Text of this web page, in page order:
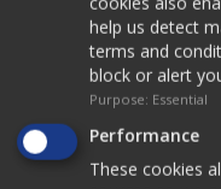
83 σελίδες με
Ορθοπεδικά
Αναπηρικά
Νάρθηκες
Τεχνικά μέλη
Κηδεμόνες
help us detect
terms and
block or alert
Purpose: Essential
Performance
These cookies